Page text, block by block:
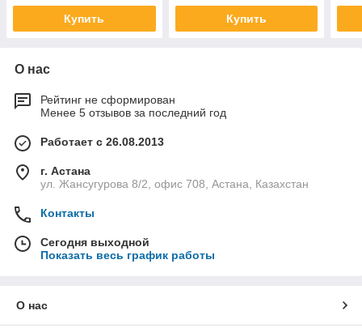
Купить Купить
О нас
Рейтинг не сформирован
Менее 5 отзывов за последний год
Работает с 26.08.2013
г. Астана
ул. Жансугурова 8/2, офис 708, Астана, Казахстан
Контакты
Сегодня выходной
Показать весь график работы
О нас